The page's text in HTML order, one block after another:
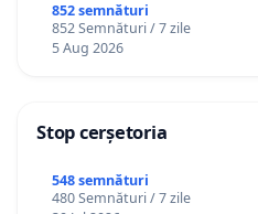
852 semnături
852 Semnături / 7 zile
5 Aug 2026
Stop cerșetoria
548 semnături
480 Semnături / 7 zile